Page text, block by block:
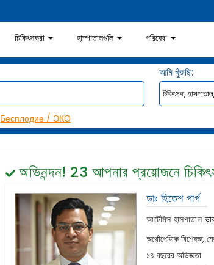
চিকিৎসকরা হাস্পাতালগুলি পরিষেবা
আমি খুঁজছি:
Бесплодие / ЭКО
অভিনন্দন! 23 আপনার প্রয়োজনে
ডাঃ হিতেশ গার্গ
আর্টেমিস হাসপাতাল
অর্থোপেডিক বিশেষজ্ঞ,
১৪ বছরের অভিজ্ঞতা